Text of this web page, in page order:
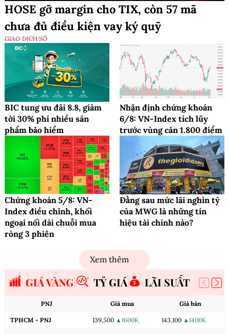
HOSE gỡ margin cho TIX, còn 57 mã
chưa đủ điều kiện vay ký quỹ
GIAO DỊCH SỐ
BIC tung ưu đãi 8.8, giảm
tới 30% phí nhiều sản
phẩm bảo hiểm
Nhận định chứng khoán
6/8: VN-Index tích lũy
trước vùng cản 1.800 điểm
Chứng khoán 5/8: VN-
Index điều chỉnh, khối
ngoại nối dài chuỗi mua
ròng 3 phiên
Đằng sau mức lãi nghìn tỷ
của MWG là những tín
hiệu tài chính nào?
Xem thêm
GIÁ VÀNG TỶ GIÁ LÃI SUẤT
PNJ Giá mua Giá bán
TPHCM - PNJ 139,500 ▲1600K 143,100 ▲1400K